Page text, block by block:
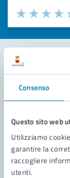
Consenso
Questo sito web
Utilizziamo
garantire la
raccogliere
utenti.
Valuta la chiarezza
Seleziona il
Valuta
Valuta 2
Valuta 1 stelle
Leggi le
Richiedi
Prenota
Problemi in